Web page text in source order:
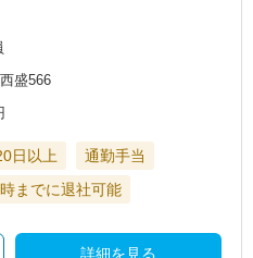
盛566
日以上
通勤手当
までに退社可能
詳細を見る